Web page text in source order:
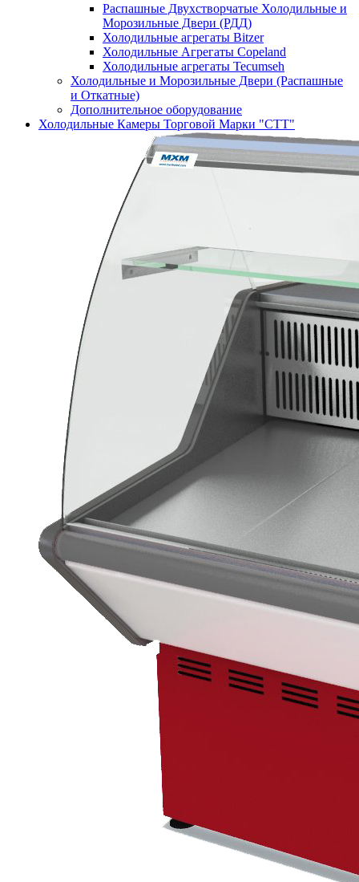
Распашные Двухстворчатые Холодильные и
Морозильные Двери (РДД)
Холодильные агрегаты Bitzer
Холодильные Агрегаты Copeland
Холодильные агрегаты Tecumseh
Холодильные и Морозильные Двери (Распашные
и Откатные)
Дополнительное оборудование
Холодильные Камеры Торговой Марки "СТТ"